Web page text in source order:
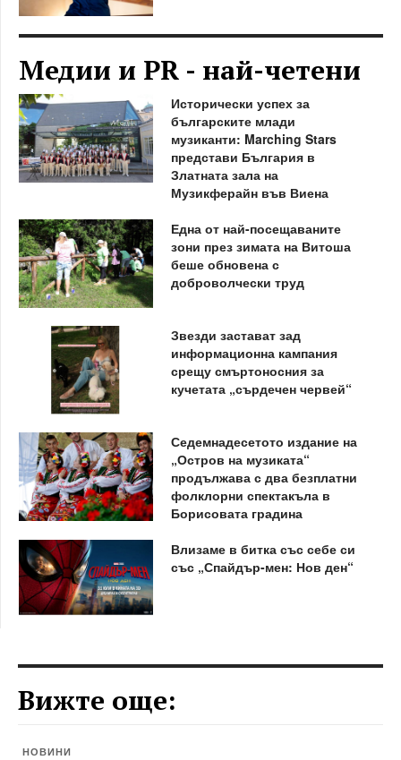
Медии и PR - най-четени
Исторически успех за
българските млади
музиканти: Marching Stars
представи България в
Златната зала на
Музикферайн във Виена
Една от най-посещаваните
зони през зимата на Витоша
беше обновена с
доброволчески труд
Звезди застават зад
информационна кампания
срещу смъртоносния за
кучетата „сърдечен червей“
Седемнадесетото издание на
„Остров на музиката“
продължава с два безплатни
фолклорни спектакъла в
Борисовата градина
Влизаме в битка със себе си
със „Спайдър-мен: Нов ден“
Вижте още:
НОВИНИ